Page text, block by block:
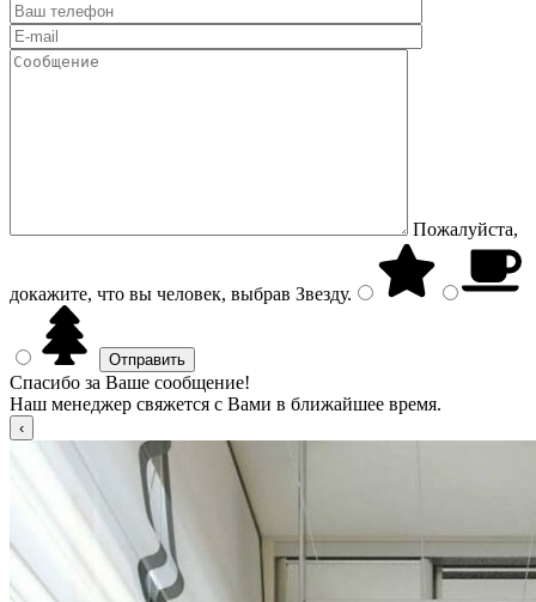
Пожалуйста,
докажите, что вы человек, выбрав Звезду.
Спасибо за Ваше сообщение!
Наш менеджер свяжется с Вами в ближайшее время.